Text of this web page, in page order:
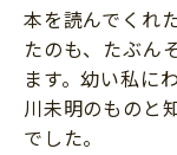
本を読んでくれ
たのも、たぶん
ます。幼い私に
川未明のものと
でした。